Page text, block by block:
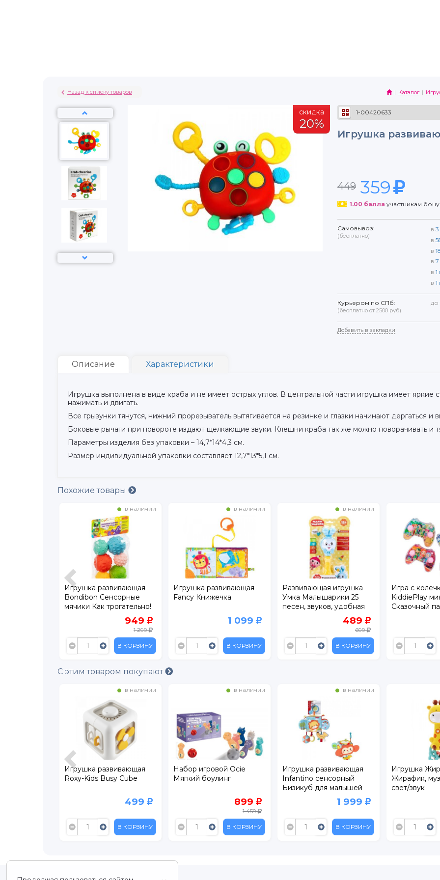
Назад к списку товаров Каталог
скидка
20%
1-00420633
Игрушка
449 359
1.00 балла участникам
Самовывоз:
(бесплатно)
в 3
в
в
в 7
в 1
в 1
Курьером по СПб:
(бесплатно от 2500 руб)
до
Добавить в закладки
Описание Характеристики
Игрушка выполнена в виде краба и не имеет острых углов. В центральной части игрушка имеет
нажимать и двигать.
Все грызунки тянутся, нижний прорезыватель вытягивается на резинке и глазки начинают дергаться и
Боковые рычаги при повороте издают щелкающие звуки. Клешни краба так же можно поворачивать и
Параметры изделия без упаковки – 14,7*14*4,3 см.
Размер индивидуальной упаковки составляет 12,7*13*5,1 см.
Похожие товары
в наличии
Игрушка развивающая
Bondibon Сенсорные
мячики Как трогательно!
949
1 299
В КОРЗИНУ
в наличии
Игрушка развивающая
Fancy Книжечка
1 099
В КОРЗИНУ
в наличии
Развивающая игрушка
Умка Малышарики 25
песен, звуков, удобная
489
699
В КОРЗИНУ
Игра с
KiddiePlay
Сказочный
С этим товаром покупают
в наличии
Игрушка развивающая
Roxy-Kids Busy Cube
499
В КОРЗИНУ
в наличии
Набор игровой Ocie
Мягкий боулинг
899
1 459
В КОРЗИНУ
в наличии
Игрушка развивающая
Infantino сенсорный
Бизикуб для малышей
1 999
В КОРЗИНУ
Игрушка
Жирафик,
свет/звук